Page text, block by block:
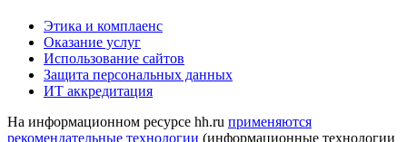
Этика и комплаенс
Оказание услуг
Использование сайтов
Защита персональных данных
ИТ аккредитация
На информационном ресурсе hh.ru применяются
рекомендательные технологии (информационные технологии